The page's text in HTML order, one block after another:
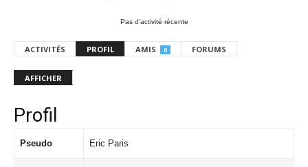
Pas d’activité récente
ACTIVITÉS PROFIL AMIS 0 FORUMS
AFFICHER
Profil
Pseudo Eric Paris